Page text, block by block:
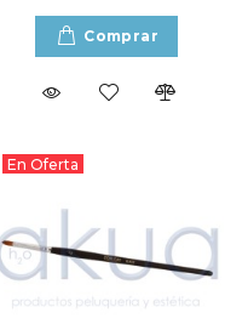
Comprar
En Oferta